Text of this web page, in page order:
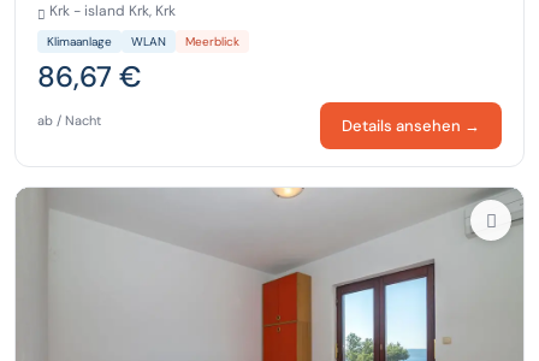
Krk - island Krk, Krk
Klimaanlage WLAN Meerblick
86,67 €
ab / Nacht Details ansehen →